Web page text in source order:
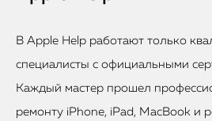
В Apple Help работают только
специалисты с официальными
Каждый мастер прошел
ремонту iPhone, iPad, MacBook и